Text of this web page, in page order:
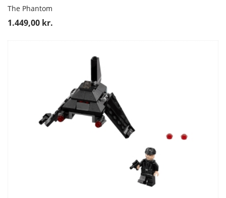
The Phantom
1.449,00 kr.